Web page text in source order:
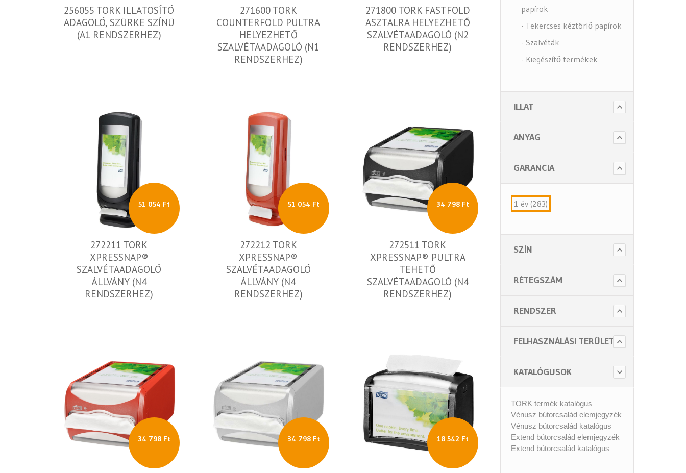
256055 TORK ILLATOSÍTÓ
ADAGOLÓ, SZÜRKE SZÍNÜ
(A1 RENDSZERHEZ)
271600 TORK
COUNTERFOLD PULTRA
HELYEZHETŐ
SZALVÉTAADAGOLÓ (N1
RENDSZERHEZ)
271800 TORK FASTFOLD
ASZTALRA HELYEZHETŐ
SZALVÉTAADAGOLÓ (N2
RENDSZERHEZ)
51 054 Ft
272211 TORK
XPRESSNAP®
SZALVÉTAADAGOLÓ
ÁLLVÁNY (N4
RENDSZERHEZ)
51 054 Ft
272212 TORK
XPRESSNAP®
SZALVÉTAADAGOLÓ
ÁLLVÁNY (N4
RENDSZERHEZ)
34 798 Ft
272511 TORK
XPRESSNAP® PULTRA
TEHETŐ
SZALVÉTAADAGOLÓ (N4
RENDSZERHEZ)
34 798 Ft 34 798 Ft 18 542 Ft
papírok
- Tekercses kéztörlő papírok
- Szalvéták
- Kiegészítő termékek
- Szappanok és kézápolás
- Fertőtlenítő szappanok
- Illatosítók légfrissítők
- Beteg ápolás
- Toalett papírok
ILLAT
ANYAG
GARANCIA
1 év (283)
SZÍN
RÉTEGSZÁM
RENDSZER
FELHASZNÁLÁSI TERÜLET
KATALÓGUSOK
TORK termék katalógus
Vénusz bútorcsalád elemjegyzék
Vénusz bútorcsalád katalógus
Extend bútorcsalád elemjegyzék
Extend bútorcsalád katalógus